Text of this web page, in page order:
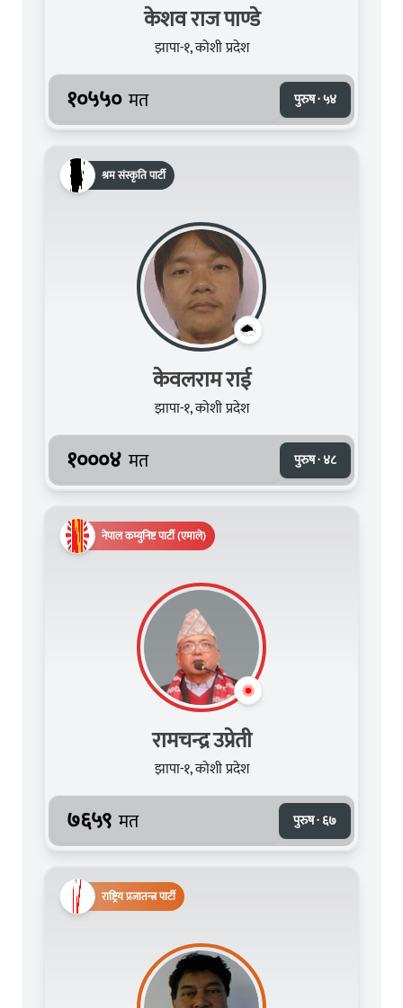
केशव राज पाण्डे
झापा-१, कोशी प्रदेश
१०५५० मत पुरुष · ५४
श्रम संस्कृति पार्टी
केवलराम राई
झापा-१, कोशी प्रदेश
१०००४ मत पुरुष · ४८
नेपाल कम्युनिष्ट पार्टी (एमाले)
रामचन्द्र उप्रेती
झापा-१, कोशी प्रदेश
७६५९ मत पुरुष · ६७
राष्ट्रिय प्रजातन्त्र पार्टी